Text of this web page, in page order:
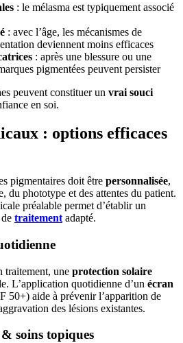
: le mélasma est typiquement associé
: avec l’âge, les mécanismes de
deviennent moins efficaces
: après une blessure ou une
pigmentées peuvent persister
peuvent constituer un vrai souci
en soi.
: options efficaces
pigmentaires doit être personnalisée,
du phototype et des attentes du patient.
préalable permet d’établir un
traitement adapté.
traitement, une protection solaire
L’application quotidienne d’un écran
50+) aide à prévenir l’apparition de
des lésions existantes.
soins topiques